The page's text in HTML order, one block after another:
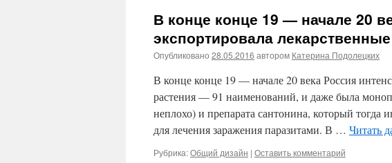
В конце конце 19 — начале 20
экспортировала
Опубликовано 28.05.2016 автором Катерина Подолецких
В конце конце 19 — начале 20 века Россия
растения — 91 наименований, и даже была
неплохо) и препарата сантонина, который тогда
для лечения заражения паразитами. В … Читать
Рубрика:Общий дизайн | Оставить комментарий